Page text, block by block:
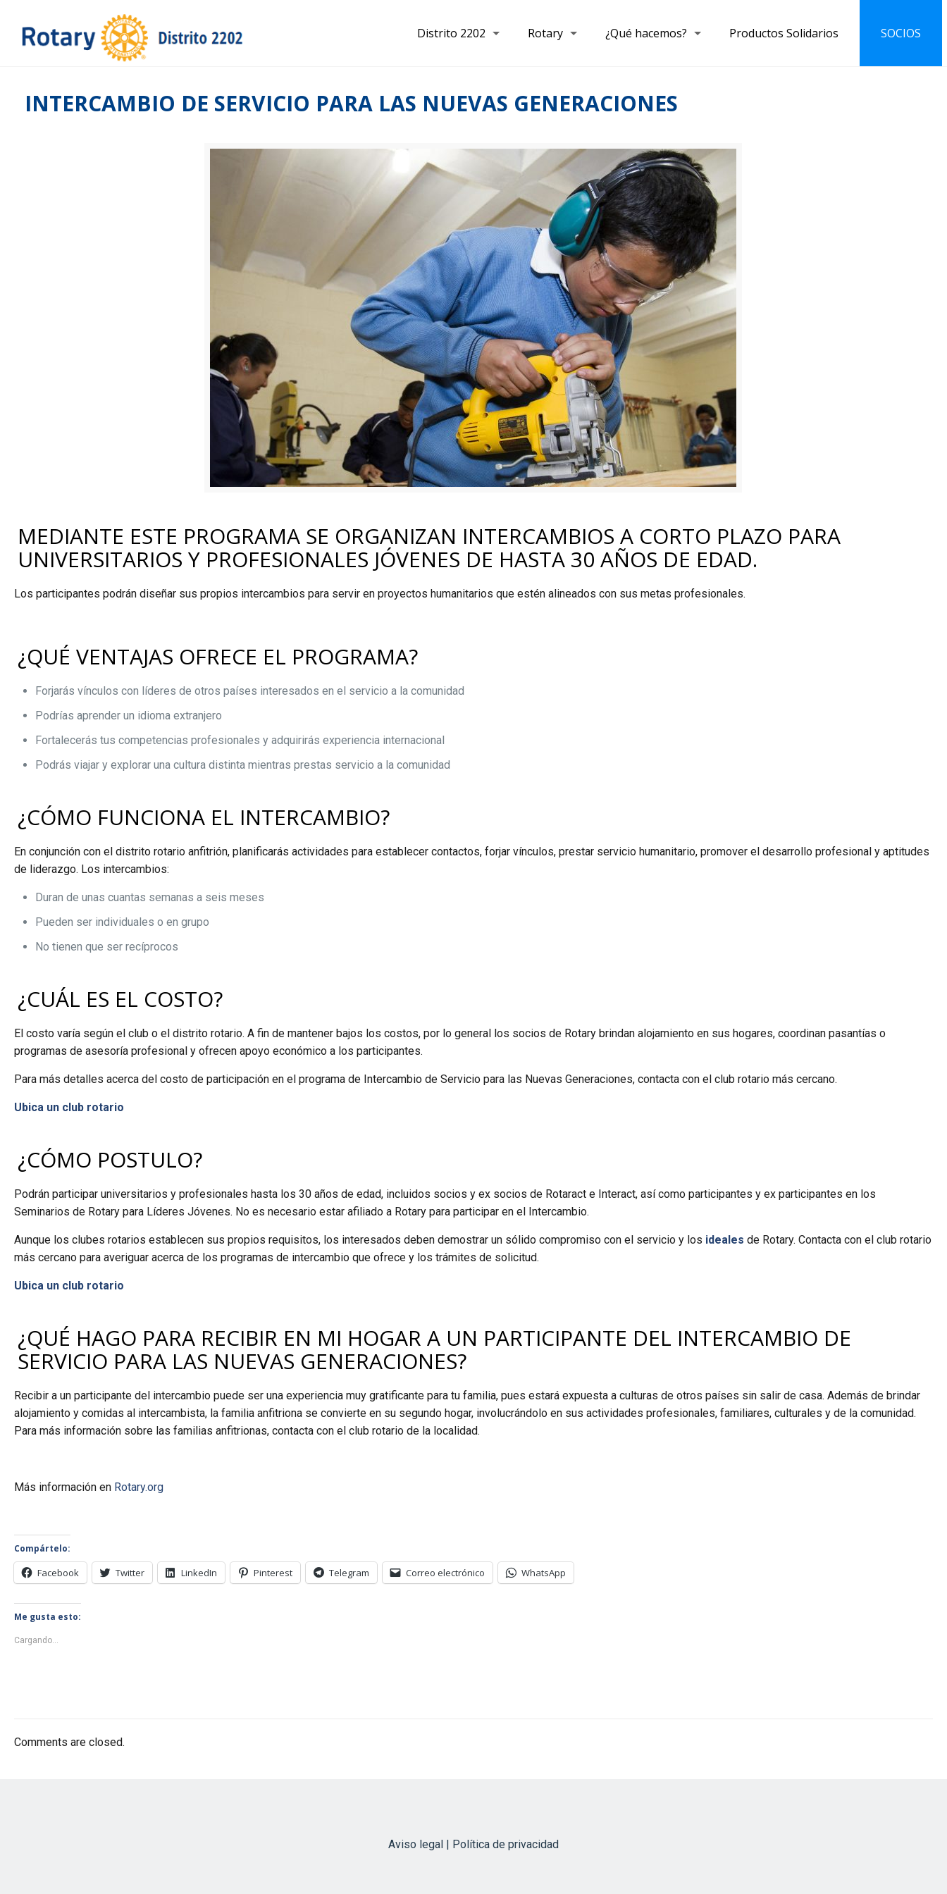
Distrito 2202 Rotary ¿Qué hacemos? Productos Solidarios SOCIOS
INTERCAMBIO DE SERVICIO PARA LAS NUEVAS GENERACIONES
MEDIANTE ESTE PROGRAMA SE ORGANIZAN INTERCAMBIOS A CORTO PLAZO PARA
UNIVERSITARIOS Y PROFESIONALES JÓVENES DE HASTA 30 AÑOS DE EDAD.
Los participantes podrán diseñar sus propios intercambios para servir en proyectos humanitarios que estén alineados con sus metas profesionales.
¿QUÉ VENTAJAS OFRECE EL PROGRAMA?
Forjarás vínculos con líderes de otros países interesados en el servicio a la comunidad
Podrías aprender un idioma extranjero
Fortalecerás tus competencias profesionales y adquirirás experiencia internacional
Podrás viajar y explorar una cultura distinta mientras prestas servicio a la comunidad
¿CÓMO FUNCIONA EL INTERCAMBIO?
En conjunción con el distrito rotario anfitrión, planificarás actividades para establecer contactos, forjar vínculos, prestar servicio humanitario, promover el desarrollo profesional y aptitudes
de liderazgo. Los intercambios:
Duran de unas cuantas semanas a seis meses
Pueden ser individuales o en grupo
No tienen que ser recíprocos
¿CUÁL ES EL COSTO?
El costo varía según el club o el distrito rotario. A fin de mantener bajos los costos, por lo general los socios de Rotary brindan alojamiento en sus hogares, coordinan pasantías o
programas de asesoría profesional y ofrecen apoyo económico a los participantes.
Para más detalles acerca del costo de participación en el programa de Intercambio de Servicio para las Nuevas Generaciones, contacta con el club rotario más cercano.
Ubica un club rotario
¿CÓMO POSTULO?
Podrán participar universitarios y profesionales hasta los 30 años de edad, incluidos socios y ex socios de Rotaract e Interact, así como participantes y ex participantes en los
Seminarios de Rotary para Líderes Jóvenes. No es necesario estar afiliado a Rotary para participar en el Intercambio.
Aunque los clubes rotarios establecen sus propios requisitos, los interesados deben demostrar un sólido compromiso con el servicio y los ideales de Rotary. Contacta con el club rotario
más cercano para averiguar acerca de los programas de intercambio que ofrece y los trámites de solicitud.
Ubica un club rotario
¿QUÉ HAGO PARA RECIBIR EN MI HOGAR A UN PARTICIPANTE DEL INTERCAMBIO DE
SERVICIO PARA LAS NUEVAS GENERACIONES?
Recibir a un participante del intercambio puede ser una experiencia muy gratificante para tu familia, pues estará expuesta a culturas de otros países sin salir de casa. Además de brindar
alojamiento y comidas al intercambista, la familia anfitriona se convierte en su segundo hogar, involucrándolo en sus actividades profesionales, familiares, culturales y de la comunidad.
Para más información sobre las familias anfitrionas, contacta con el club rotario de la localidad.
Más información en Rotary.org
Compártelo:
Facebook Twitter LinkedIn Pinterest Telegram Correo electrónico WhatsApp
Me gusta esto:
Cargando...
Comments are closed.
Aviso legal | Política de privacidad